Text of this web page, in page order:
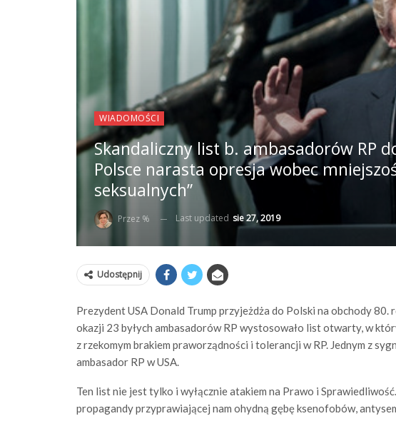
WIADOMOŚCI
Skandaliczny list b. ambasadorów RP
Polsce narasta opresja wobec
seksualnych”
Przez % Last updated sie 27, 2019
Udostępnij
Prezydent USA Donald Trump przyjeżdża do Polski na obchody
okazji 23 byłych ambasadorów RP wystosowało list otwarty, w
z rzekomym brakiem praworządności i tolerancji w RP. Jednym z
ambasador RP w USA.
Ten list nie jest tylko i wyłącznie atakiem na Prawo i
propagandy przyprawiającej nam ohydną gębę ksenofobów,